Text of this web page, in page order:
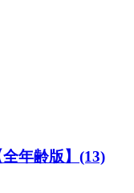
年齢版】(13)